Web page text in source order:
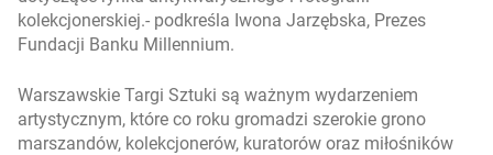
kolekcjonerskiej.- podkreśla Iwona Jarzębska, Prezes
Fundacji Banku Millennium.
Warszawskie Targi Sztuki są ważnym wydarzeniem
artystycznym, które co roku gromadzi szerokie grono
marszandów, kolekcjonerów, kuratorów oraz miłośników